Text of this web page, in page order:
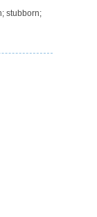
stubborn;